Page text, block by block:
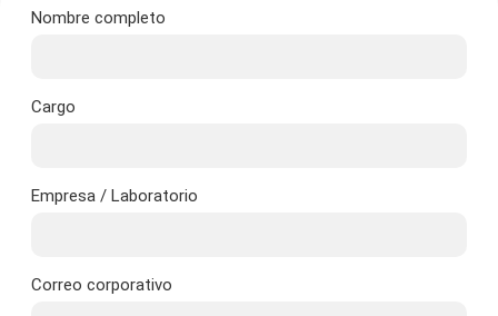
Nombre completo
Cargo
Empresa / Laboratorio
Correo corporativo